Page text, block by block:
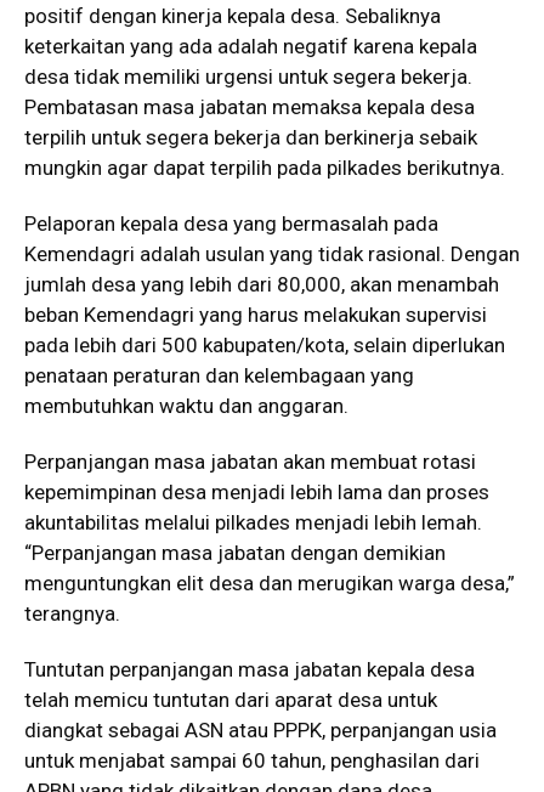
positif dengan kinerja kepala desa. Sebaliknya
keterkaitan yang ada adalah negatif karena kepala
desa tidak memiliki urgensi untuk segera bekerja.
Pembatasan masa jabatan memaksa kepala desa
terpilih untuk segera bekerja dan berkinerja sebaik
mungkin agar dapat terpilih pada pilkades berikutnya.
Pelaporan kepala desa yang bermasalah pada
Kemendagri adalah usulan yang tidak rasional. Dengan
jumlah desa yang lebih dari 80,000, akan menambah
beban Kemendagri yang harus melakukan supervisi
pada lebih dari 500 kabupaten/kota, selain diperlukan
penataan peraturan dan kelembagaan yang
membutuhkan waktu dan anggaran.
Perpanjangan masa jabatan akan membuat rotasi
kepemimpinan desa menjadi lebih lama dan proses
akuntabilitas melalui pilkades menjadi lebih lemah.
“Perpanjangan masa jabatan dengan demikian
menguntungkan elit desa dan merugikan warga desa,”
terangnya.
Tuntutan perpanjangan masa jabatan kepala desa
telah memicu tuntutan dari aparat desa untuk
diangkat sebagai ASN atau PPPK, perpanjangan usia
untuk menjabat sampai 60 tahun, penghasilan dari